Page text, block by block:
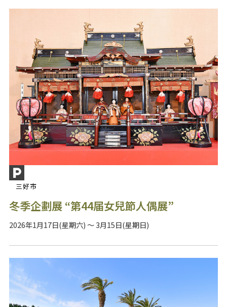
三好市
冬季企劃展 “第44届女兒節人偶展”
2026年1月17日(星期六) ～ 3月15日(星期日)